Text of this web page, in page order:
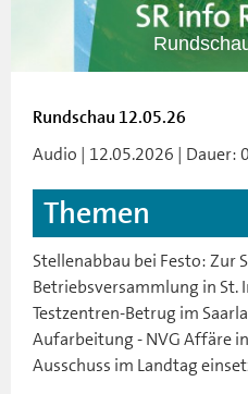
Rundschau 12.05.26
Audio | 12.05.2026 | Dauer:
Themen
Stellenabbau bei Festo: Zur
Betriebsversammlung in St.
Testzentren-Betrug im
Aufarbeitung - NVG Affäre
Ausschuss im Landtag